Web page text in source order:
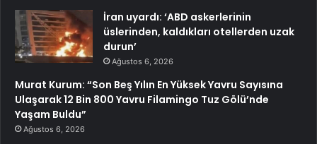
İran uyardı: ‘ABD askerlerinin
üslerinden, kaldıkları otellerden uzak
durun’
Ağustos 6, 2026
Murat Kurum: “Son Beş Yılın En Yüksek Yavru Sayısına
Ulaşarak 12 Bin 800 Yavru Filamingo Tuz Gölü’nde
Yaşam Buldu”
Ağustos 6, 2026